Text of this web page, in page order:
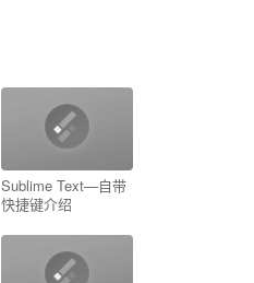
Sublime Text—自带
快捷键介绍